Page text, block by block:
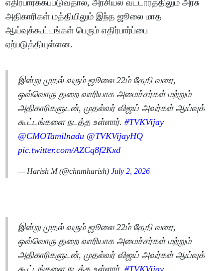
எதிர்பார்க்கப்படுவதால், அரசியல் வட்டாரத்திலும் அரசு
அதிகாரிகள் மத்தியிலும் இந்த ஜூலை மாத
ஆய்வுக்கூட்டங்கள் பெரும் எதிர்பார்ப்பை
ஏற்படுத்தியுள்ளன.
இன்று முதல் வரும் ஜூலை 22ம் தேதி வரை,
ஒவ்வொரு துறை வாரியாக அமைச்சர்கள் மற்றும்
அதிகாரிகளுடன், முதல்வர் விஜய் அவர்கள் ஆய்வுக்
கூட்டங்களை நடத்த உள்ளார்.#TVKVijay‌
@CMOTamilnadu @TVKVijayHQ
pic.twitter.com/AZCq8f2Kxd
— Harish M (@chnmharish)July 2, 2026
இன்று முதல் வரும் ஜூலை 22ம் தேதி வரை,
ஒவ்வொரு துறை வாரியாக அமைச்சர்கள் மற்றும்
அதிகாரிகளுடன், முதல்வர் விஜய் அவர்கள் ஆய்வுக்